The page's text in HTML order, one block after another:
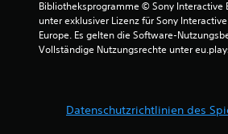
Bibliotheksprogramme © Sony Interactive
unter exklusiver Lizenz für Sony
Europe. Es gelten die Software-
Vollständige Nutzungsrechte unter
Datenschutzrichtlinien des